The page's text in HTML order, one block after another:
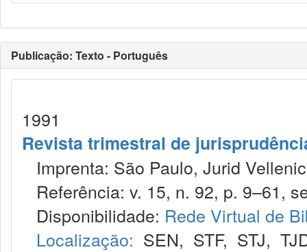
Publicação: Texto - Português
1991
Revista trimestral de
Imprenta: São Paulo, Jurid
Referência: v. 15, n. 92, p. 9–61,
Disponibilidade: Rede Virtual de
Localização: SEN, STF, STJ,